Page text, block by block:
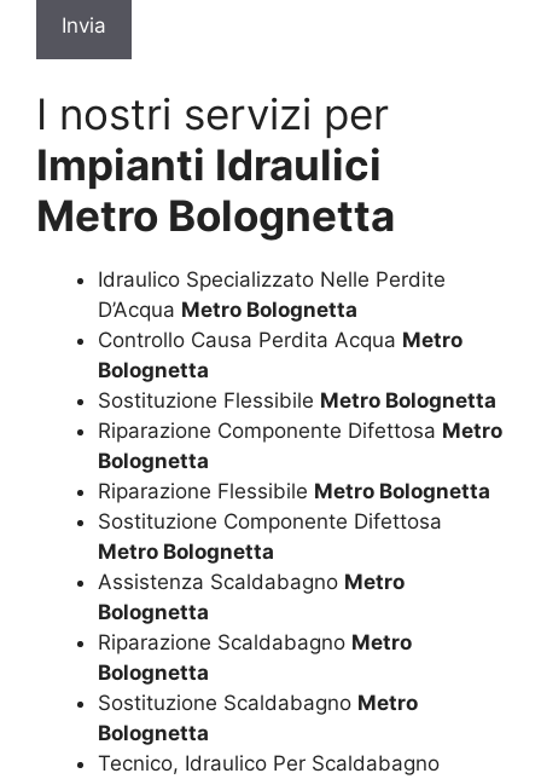
I nostri servizi per
Impianti Idraulici
Metro Bolognetta
Idraulico Specializzato Nelle Perdite
D’Acqua Metro Bolognetta
Controllo Causa Perdita Acqua Metro
Bolognetta
Sostituzione Flessibile Metro Bolognetta
Riparazione Componente Difettosa Metro
Bolognetta
Riparazione Flessibile Metro Bolognetta
Sostituzione Componente Difettosa
Metro Bolognetta
Assistenza Scaldabagno Metro
Bolognetta
Riparazione Scaldabagno Metro
Bolognetta
Sostituzione Scaldabagno Metro
Bolognetta
Tecnico, Idraulico Per Scaldabagno